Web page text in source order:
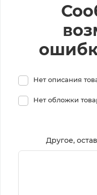
Нет описания
Нет обложки
Другое,